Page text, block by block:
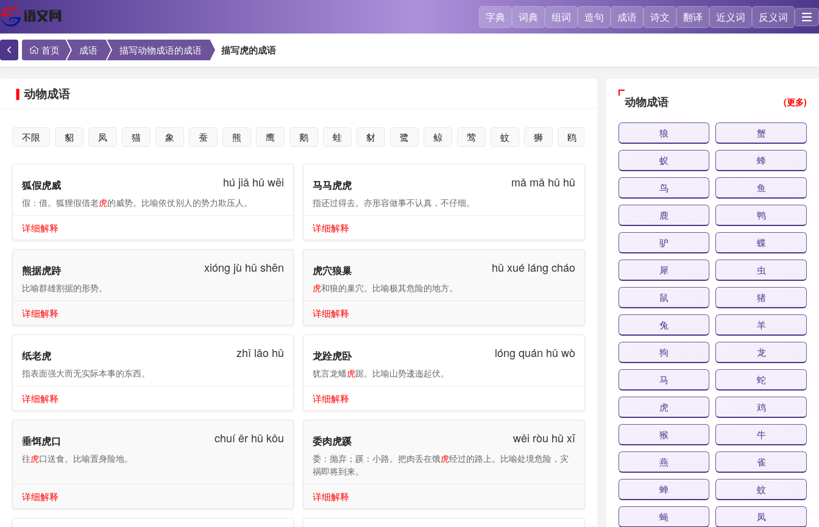
字典 词典 组词 造句 成语 诗文 翻译 近义词 反义词
首页 成语 描写动物成语的成语 描写虎的成语
动物成语 (更多)
狼 蟹
蚁 蜂
鸟 鱼
鹿 鸭
驴 蝶
犀 虫
鼠 猪
兔 羊
狗 龙
马 蛇
虎 鸡
猴 牛
燕 雀
蝉 蚊
蝇 凤
动物成语
不限 貂 凤 猫 象 蚕 熊 鹰 鹅 蛙 豺 鹭 鲸 莺 蚊 狮 鸥
狐假虎威 hú jiǎ hǔ wēi
假：借。狐狸假借老虎的威势。比喻依仗别人的势力欺压人。
详细解释
马马虎虎 mǎ mǎ hǔ hǔ
指还过得去。亦形容做事不认真，不仔细。
详细解释
熊据虎跱 xióng jù hǔ shēn
比喻群雄割据的形势。
详细解释
虎穴狼巢 hǔ xué láng cháo
虎和狼的巢穴。比喻极其危险的地方。
详细解释
纸老虎 zhǐ lǎo hǔ
指表面强大而无实际本事的东西。
详细解释
龙跧虎卧 lóng quán hǔ wò
犹言龙蟠虎踞。比喻山势逶迤起伏。
详细解释
垂饵虎口 chuí ěr hǔ kǒu
往虎口送食。比喻置身险地。
详细解释
委肉虎蹊 wěi ròu hǔ xī
委：抛弃；蹊：小路。把肉丢在饿虎经过的路上。比喻处境危险，灾
祸即将到来。
详细解释